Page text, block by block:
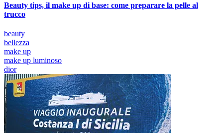
Beauty tips, il make up di base: come preparare la pelle al
trucco
beauty
bellezza
make up
make up luminoso
dior